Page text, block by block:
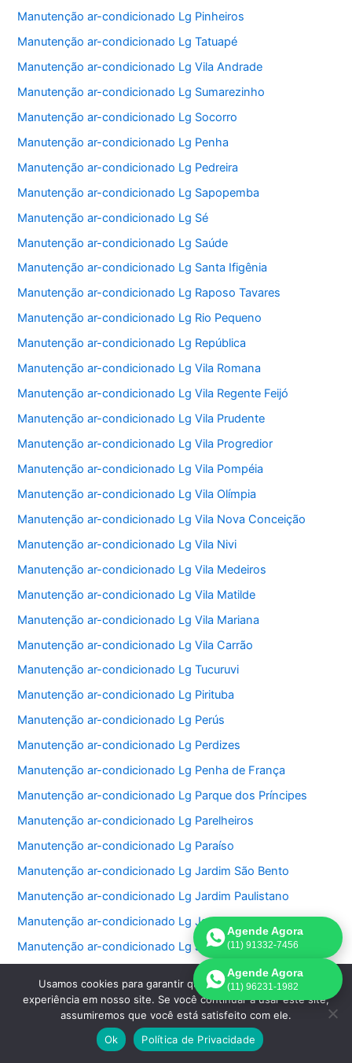
Manutenção ar-condicionado Lg Pinheiros
Manutenção ar-condicionado Lg Tatuapé
Manutenção ar-condicionado Lg Vila Andrade
Manutenção ar-condicionado Lg Sumarezinho
Manutenção ar-condicionado Lg Socorro
Manutenção ar-condicionado Lg Penha
Manutenção ar-condicionado Lg Pedreira
Manutenção ar-condicionado Lg Sapopemba
Manutenção ar-condicionado Lg Sé
Manutenção ar-condicionado Lg Saúde
Manutenção ar-condicionado Lg Santa Ifigênia
Manutenção ar-condicionado Lg Raposo Tavares
Manutenção ar-condicionado Lg Rio Pequeno
Manutenção ar-condicionado Lg República
Manutenção ar-condicionado Lg Vila Romana
Manutenção ar-condicionado Lg Vila Regente Feijó
Manutenção ar-condicionado Lg Vila Prudente
Manutenção ar-condicionado Lg Vila Progredior
Manutenção ar-condicionado Lg Vila Pompéia
Manutenção ar-condicionado Lg Vila Olímpia
Manutenção ar-condicionado Lg Vila Nova Conceição
Manutenção ar-condicionado Lg Vila Nivi
Manutenção ar-condicionado Lg Vila Medeiros
Manutenção ar-condicionado Lg Vila Matilde
Manutenção ar-condicionado Lg Vila Mariana
Manutenção ar-condicionado Lg Vila Carrão
Manutenção ar-condicionado Lg Tucuruvi
Manutenção ar-condicionado Lg Pirituba
Manutenção ar-condicionado Lg Perús
Manutenção ar-condicionado Lg Perdizes
Manutenção ar-condicionado Lg Penha de França
Manutenção ar-condicionado Lg Parque dos Príncipes
Manutenção ar-condicionado Lg Parelheiros
Manutenção ar-condicionado Lg Paraíso
Manutenção ar-condicionado Lg Jardim São Bento
Manutenção ar-condicionado Lg Jardim Paulistano
Manutenção ar-condicionado Lg Jardim Paulista
Manutenção ar-condicionado Lg Jardim Morumbi
Manutenção ar-condicionado Lg Jardim Fonte do Morumbi
Manutenção ar-condicionado Lg Jardim Europa
Manutenção ar-condicionado Lg Jardim das Perdizes
Manutenção ar-condicionado Lg Jardim das Acacias
Agende Agora
(11) 91332-7456
Agende Agora
(11) 96231-1982
Usamos cookies para garantir que oferecemos a melhor
experiência em nosso site. Se você continuar a usar este site,
assumiremos que você está satisfeito com ele.
Ok
Política de Privacidade